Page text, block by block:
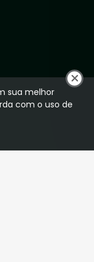
sua melhor
com o uso de